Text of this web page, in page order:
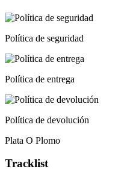
Política de seguridad
Política de entrega
Política de devolución
Plata O Plomo
Tracklist